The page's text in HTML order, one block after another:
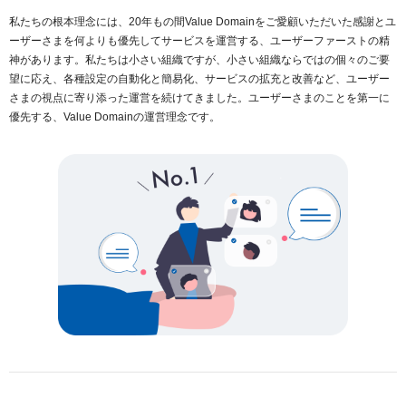
私たちの根本理念には、20年もの間Value Domainをご愛顧いただいた感謝とユ
ーザーさまを何よりも優先してサービスを運営する、ユーザーファーストの精
神があります。私たちは小さい組織ですが、小さい組織ならではの個々のご要
望に応え、各種設定の自動化と簡易化、サービスの拡充と改善など、ユーザー
さまの視点に寄り添った運営を続けてきました。ユーザーさまのことを第一に
優先する、Value Domainの運営理念です。